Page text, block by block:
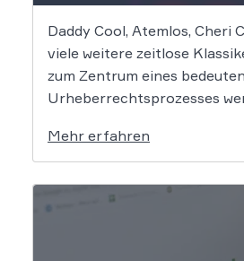
Daddy Cool, Atemlos, Cheri
viele weitere zeitlose
zum Zentrum eines
Urheberrechtsprozesses
will die Rechte ihrer
Dem Unternehmen hinter
Musik-App werden massive
Urheberrechtsverletzungen
Mehr erfahren